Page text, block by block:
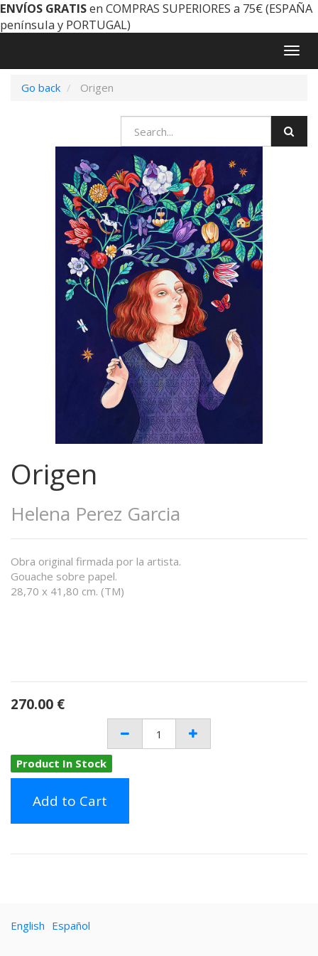
ENVÍOS GRATISen COMPRAS SUPERIORES a 75€ (ESPAÑA
península y PORTUGAL)
Go back
Origen
Origen
Helena Perez Garcia
Obra original firmada por la artista.
Gouache sobre papel.
28,70 x 41,80 cm. (TM)
270.00 €
Product In Stock
Add to Cart
English Español